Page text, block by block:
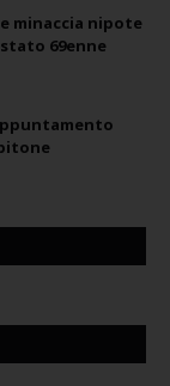
minaccia nipote
69enne